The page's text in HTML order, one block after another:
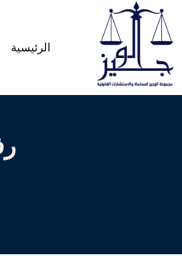
التجاوز
إلى
المحتوى
الرئيسية